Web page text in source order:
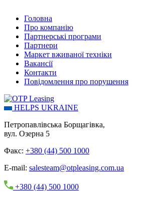
Головна
Про компанію
Партнерські програми
Партнери
Маркет вживаної техніки
Вакансії
Контакти
Повідомлення про порушення
HELPS UKRAINE
Петропавлівська Борщагівка,
вул. Озерна 5
Факс: +380 (44) 500 1000
E-mail: salesteam@otpleasing.com.ua
+380 (44) 500 1000